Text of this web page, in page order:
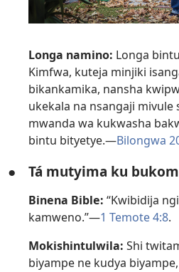
Longa namino: Longa
Kimfwa, kuteja minjiki
bikankamika, nansha
ukekala na nsangaji
mwanda wa kukwasha
bintu bityetye.—Bilongwa
● Tá mutyima ku
Binena Bible: “Kwibidija
kamweno.”—1 Temote 4:8.
Mokishintulwila: Shi
biyampe ne kudya